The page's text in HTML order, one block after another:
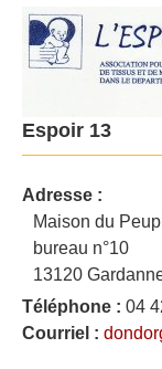
Espoir 13
Adresse :
Maison du
bureau n°10
13120
Téléphone : 04
Courriel :